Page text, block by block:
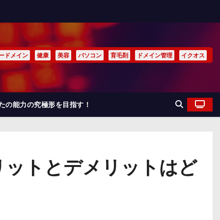
ドメイン 健康 美容 パソコン 育毛剤 ドメイン管理 イクオス
の能力の究極形を目指す！
トとデメリットはど